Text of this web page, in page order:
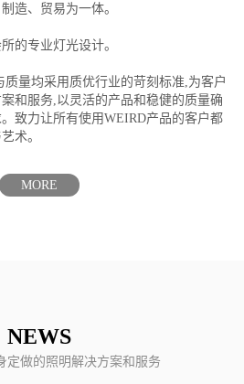
造、贸易为一体。
的专业灯光设计。
量均采用质优行业的苛刻标准,为客户
和服务,以灵活的产品和稳健的质量确
致力让所有使用WEIRD产品的客户都
术。
MORE
NEWS
定做的照明解决方案和服务